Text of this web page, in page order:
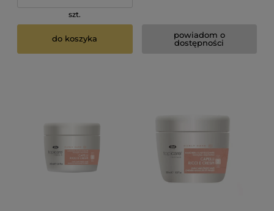
szt.
do koszyka
powiadom o
dostępności